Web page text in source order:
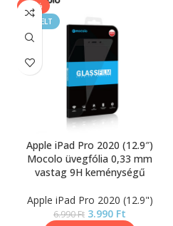
-43%
KIEMELT
Apple iPad Pro 2020 (12.9″)
Mocolo üvegfólia 0,33 mm
vastag 9H keménységű
Apple iPad Pro 2020 (12.9")
6.990Ft 3.990 Ft